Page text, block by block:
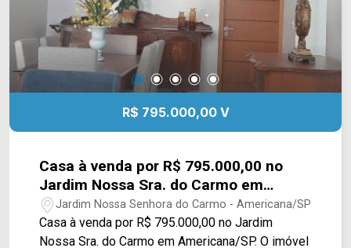
sua visita!! WhatsApp e Telefone Arbix: (19)
3475-4546 ARBIX IMÓVEIS - Presente em cada
mudança!
R$ 795.000,00 V
Casa à venda por R$ 795.000,00 no
Jardim Nossa Sra. do Carmo em
Americana/SP
Jardim Nossa Senhora do Carmo - Americana/SP
Casa à venda por R$ 795.000,00 no Jardim
Nossa Sra. do Carmo em Americana/SP. O imóvel